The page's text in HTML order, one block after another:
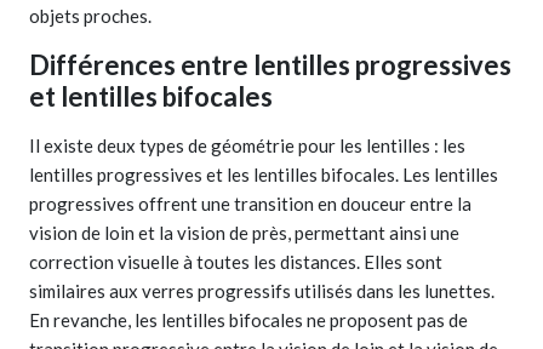
objets proches.
Différences entre lentilles progressives
et lentilles bifocales
Il existe deux types de géométrie pour les lentilles : les
lentilles progressives et les lentilles bifocales. Les lentilles
progressives offrent une transition en douceur entre la
vision de loin et la vision de près, permettant ainsi une
correction visuelle à toutes les distances. Elles sont
similaires aux verres progressifs utilisés dans les lunettes.
En revanche, les lentilles bifocales ne proposent pas de